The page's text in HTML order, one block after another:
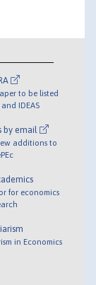
to be listed
and IDEAS
by email
additions to
for economics
in Economics